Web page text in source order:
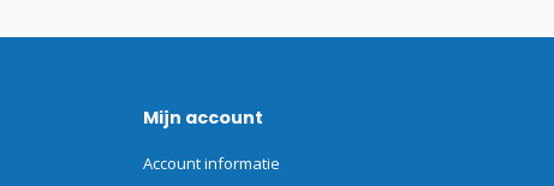
Mijn account
Account informatie